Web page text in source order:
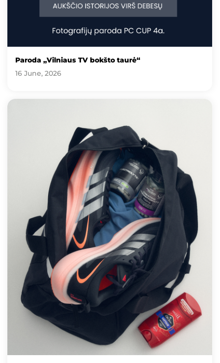
Paroda „Vilniaus TV bokšto taurė“
16 June, 2026